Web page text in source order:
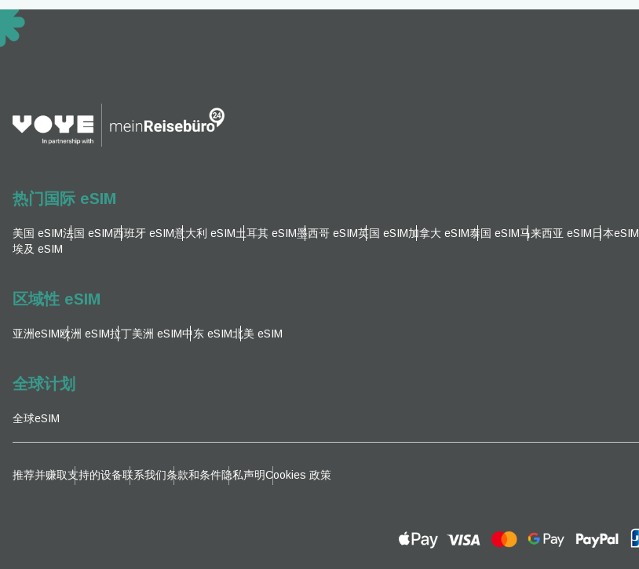
热门国际 eSIM
美国 eSIM法国 eSIM西班牙 eSIM意大利 eSIM土耳其 eSIM墨西哥 eSIM英国 eSIM加拿大 eSIM泰国 eSIM马来西亚 eSIM日本eSIM
埃及 eSIM
区域性 eSIM
亚洲eSIM欧洲 eSIM拉丁美洲 eSIM中东 eSIM北美 eSIM
全球计划
全球eSIM
推荐并赚取支持的设备联系我们条款和条件隐私声明Cookies 政策EUR - 欧元
PHP - 菲律宾比索 IDR - 印尼盾
电子邮件